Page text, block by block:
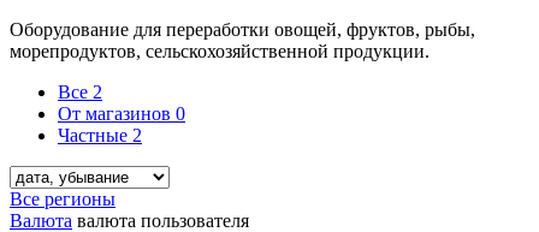
Оборудование для переработки овощей, фруктов, рыбы,
морепродуктов, сельскохозяйственной продукции.
Все 2
От магазинов 0
Частные 2
Все регионы
Валюта валюта пользователя